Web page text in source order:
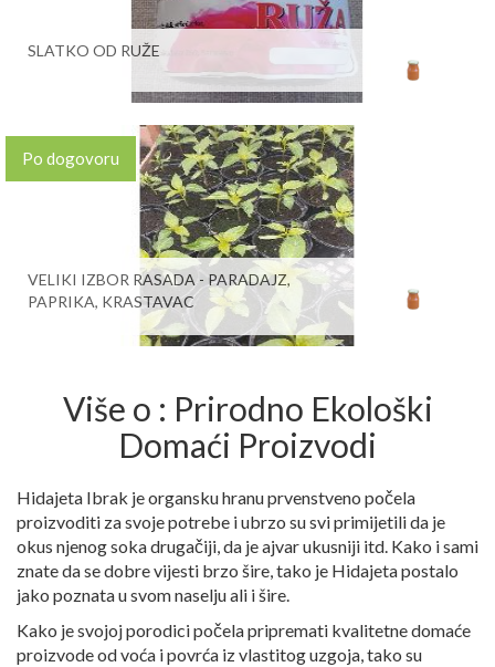
SLATKO OD RUŽE
Po dogovoru
VELIKI IZBOR RASADA - PARADAJZ,
PAPRIKA, KRASTAVAC
Više o : Prirodno Ekološki
Domaći Proizvodi
Hidajeta Ibrak je organsku hranu prvenstveno počela
proizvoditi za svoje potrebe i ubrzo su svi primijetili da je
okus njenog soka drugačiji, da je ajvar ukusniji itd. Kako i sami
znate da se dobre vijesti brzo šire, tako je Hidajeta postalo
jako poznata u svom naselju ali i šire.
Kako je svojoj porodici počela pripremati kvalitetne domaće
proizvode od voća i povrća iz vlastitog uzgoja, tako su